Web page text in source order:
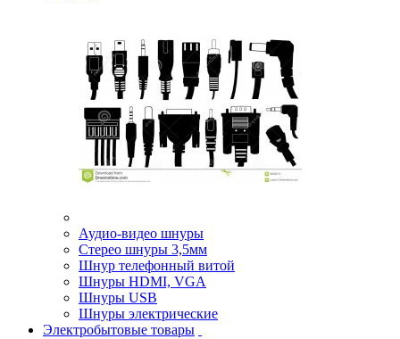
Аудио-видео шнуры
Стерео шнуры 3,5мм
Шнур телефонный витой
Шнуры HDMI, VGA
Шнуры USB
Шнуры электрические
Электробытовые товары